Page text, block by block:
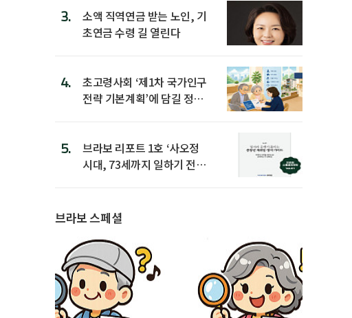
3.
소액 직역연금 받는 노인, 기
초연금 수령 길 열린다
4.
초고령사회 ‘제1차 국가인구
전략 기본계획’에 담길 정책
5.
브라보 리포트 1호 ‘사오정
시대, 73세까지 일하기 전략’
브라보 스페셜